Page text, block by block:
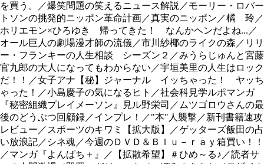
を買う。／爆笑問題の笑えるニュース解説／モーリー・ロバー
トソンの挑発的ニッポン革命計画／真実のニッポン／橘 玲／
ホリエモン×ひろゆき 帰ってきた！ なんかヘンだよね...／
オール巨人の劇場漫才師の流儀／市川紗椰のライクの森／リリ
ー・フランキーの人生相談 シーズン２／みうらじゅんと宮藤
官九郎の大人になってもわからない／宇垣美里の人生はロック
だ！！／女子アナ【秘】ジャーナル イッちゃった！ ヤッち
ゃった！／小島慶子の気になるヒト／社会科見学ルポマンガ
『秘密組織プレイメーソン』見ル野栄司／ムツゴロウさんの最
後のどうぶつ回顧録／インプレ！／"本"人襲撃／新刊書籍速攻
レビュー／スポーツのキワミ【拡大版】／ゲッターズ飯田の占
い放浪記／シネ魂／今週のＤＶＤ＆Ｂｌｕ－ｒａｙ箱買い！！
／マンガ『よんぱち＋』／【拡散希望】＃ひめ～る♪／読者サ